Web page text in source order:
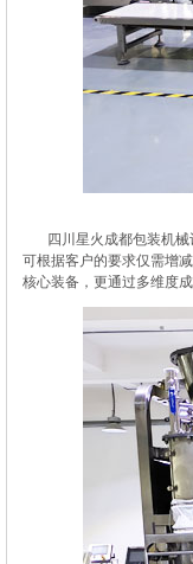
四川星火成都包装机械
可根据客户的要求仅需增
核心装备，更通过多维度